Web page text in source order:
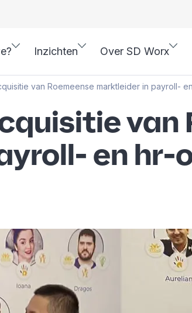
Inzichten Over SD Worx
van Roemeense marktleider in payroll-
van
en hr-